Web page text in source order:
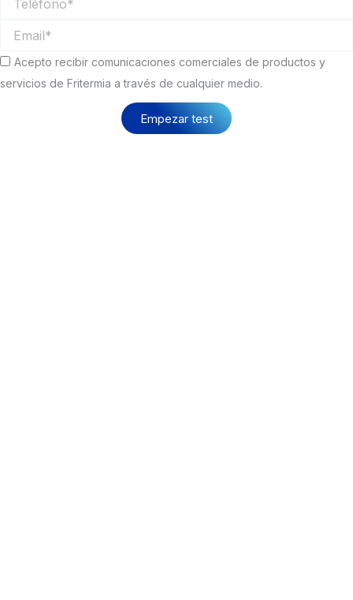
Comunicaciones
Acepto recibir comunicaciones comerciales de productos y
servicios de Fritermia a través de cualquier medio.
Empezar test